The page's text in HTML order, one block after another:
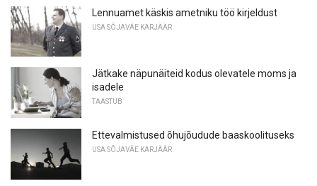
Lennuamet käskis ametniku töö kirjeldust
USA SÕJAVÄE KARJÄÄR
Jätkake näpunäiteid kodus olevatele moms ja
isadele
TAASTUB
Ettevalmistused õhujõudude baaskoolituseks
USA SÕJAVÄE KARJÄÄR